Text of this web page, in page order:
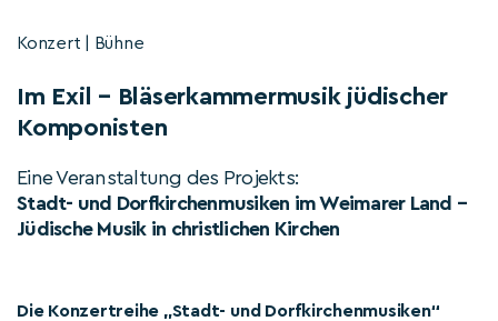
Konzert | Bühne
Im Exil – Bläserkammermusik jüdischer
Komponisten
Eine Veranstaltung des Projekts:
Stadt- und Dorfkirchenmusiken im Weimarer Land –
Jüdische Musik in christlichen Kirchen
Die Konzertreihe „Stadt- und Dorfkirchenmusiken“